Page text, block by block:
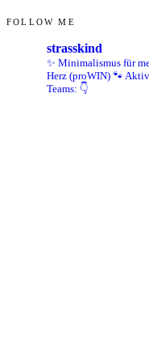
FOLLOW ME
strasskind
✨ Minimalismus für
Herz (proWIN) 🐾
Teams: 👇